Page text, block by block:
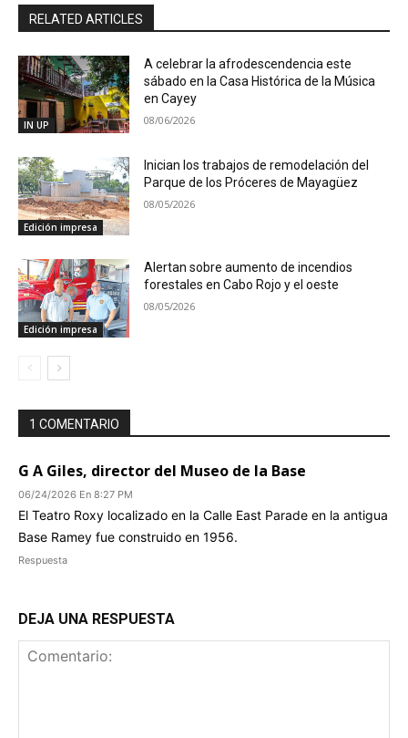
RELATED ARTICLES
IN UP
A celebrar la afrodescendencia este
sábado en la Casa Histórica de la Música
en Cayey
08/06/2026
Edición impresa
Inician los trabajos de remodelación del
Parque de los Próceres de Mayagüez
08/05/2026
Edición impresa
Alertan sobre aumento de incendios
forestales en Cabo Rojo y el oeste
08/05/2026
1 COMENTARIO
G A Giles, director del Museo de la Base
06/24/2026 En 8:27 PM
El Teatro Roxy localizado en la Calle East Parade en la antigua
Base Ramey fue construido en 1956.
Respuesta
DEJA UNA RESPUESTA